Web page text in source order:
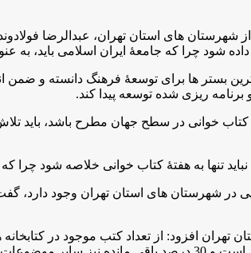
های استان تهران، عبدالرضا
شود چرا که جامعۀ ایران اسلامی باید، به
ها برای توسعۀ فرهنگ دانسته و ضمن
ریزی شده توسعه پیدا کند.
خوانی در سطح جهان مطرح باشد، باید تلاش
به هفتۀ کتاب خوانی خلاصه شود چرا که